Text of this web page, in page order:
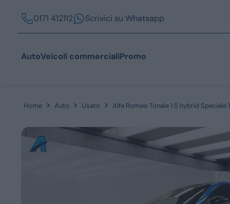
0171 412112 Scrivici su Whatsapp
AutoVeicoli commercialiPromo
Acquista
Home Auto Usato Alfa Romeo Tonale 1.5 hybrid Speciale